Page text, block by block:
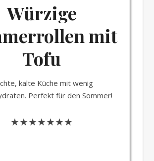
Würzige
mit
Tofu
kalte Küche mit wenig
Perfekt für den Sommer!
★★★★★★★